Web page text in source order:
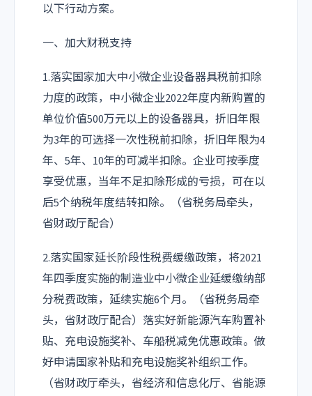
以下行动方案。
一、加大财税支持
1.落实国家加大中小微企业设备器具税前扣除
力度的政策，中小微企业2022年度内新购置的
单位价值500万元以上的设备器具，折旧年限
为3年的可选择一次性税前扣除，折旧年限为4
年、5年、10年的可减半扣除。企业可按季度
享受优惠，当年不足扣除形成的亏损，可在以
后5个纳税年度结转扣除。（省税务局牵头，
省财政厅配合）
2.落实国家延长阶段性税费缓缴政策，将2021
年四季度实施的制造业中小微企业延缓缴纳部
分税费政策，延续实施6个月。（省税务局牵
头，省财政厅配合）落实好新能源汽车购置补
贴、充电设施奖补、车船税减免优惠政策。做
好申请国家补贴和充电设施奖补组织工作。
（省财政厅牵头，省经济和信息化厅、省能源